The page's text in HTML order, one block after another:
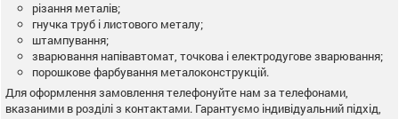
різання металів;
гнучка труб і листового металу;
штампування;
зварювання напівавтомат, точкова і електродугове зварювання;
порошкове фарбування металоконструкцій.
Для оформлення замовлення телефонуйте нам за телефонами,
вказаними в розділі з контактами. Гарантуємо індивідуальний підхід,